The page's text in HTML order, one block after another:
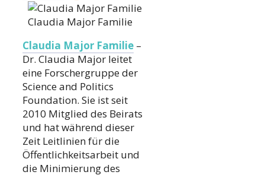
Claudia Major Familie
Claudia Major Familie –
Dr. Claudia Major leitet
eine Forschergruppe der
Science and Politics
Foundation. Sie ist seit
2010 Mitglied des Beirats
und hat während dieser
Zeit Leitlinien für die
Öffentlichkeitsarbeit und
die Minimierung des